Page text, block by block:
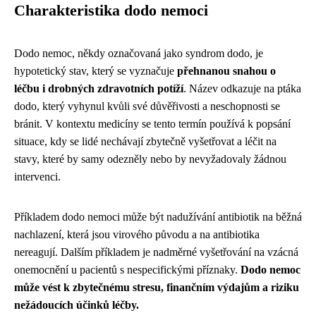
Charakteristika dodo nemoci
Dodo nemoc, někdy označovaná jako syndrom dodo, je
hypotetický stav, který se vyznačuje přehnanou snahou o
léčbu i drobných zdravotních potíží. Název odkazuje na ptáka
dodo, který vyhynul kvůli své důvěřivosti a neschopnosti se
bránit. V kontextu medicíny se tento termín používá k popsání
situace, kdy se lidé nechávají zbytečně vyšetřovat a léčit na
stavy, které by samy odezněly nebo by nevyžadovaly žádnou
intervenci.
Příkladem dodo nemoci může být nadužívání antibiotik na běžná
nachlazení, která jsou virového původu a na antibiotika
nereagují. Dalším příkladem je nadměrné vyšetřování na vzácná
onemocnění u pacientů s nespecifickými příznaky. Dodo nemoc
může vést k zbytečnému stresu, finančním výdajům a riziku
nežádoucích účinků léčby.